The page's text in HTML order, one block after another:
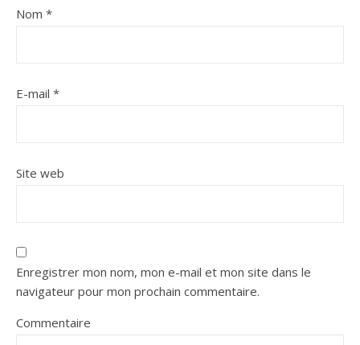
Nom *
E-mail *
Site web
Enregistrer mon nom, mon e-mail et mon site dans le
navigateur pour mon prochain commentaire.
Commentaire